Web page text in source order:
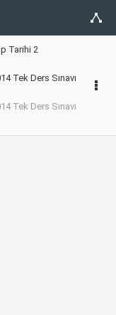
Tarihi 2
Tek Ders Sınavı
Tek Ders Sınavı